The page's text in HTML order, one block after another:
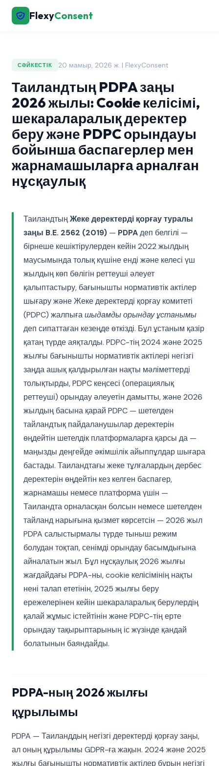
FlexyConsent
СӘЙКЕСТІК 20 мамыр, 2026 ж. | FlexyConsent
Таиландтың PDPA заңы
2026 жылы: Cookie келісімі,
шекараларалық деректер
беру және PDPC орындауы
бойынша баспагерлер мен
жарнамашыларға арналған
нұсқаулық
ТаиландтыңЖеке деректерді қорғау туралы
заңы B.E. 2562 (2019) — PDPAдеп белгілі —
бірнеше кешіктірулерден кейін 2022 жылдың
маусымында толық күшіне енді және келесі үш
жылдың көп бөлігін реттеуші әлеует
қалыптастыру, бағынышты нормативтік актілер
шығару және Жеке деректерді қорғау комитеті
(PDPC) жалпығашыдамды орындау ұстанымы
деп сипаттаған кезеңде өткізді. Бұл ұстаным қазір
қатаң түрде аяқталды. PDPC-тің 2024 және 2025
жылғы бағынышты нормативтік актілері негізгі
заңда ашық қалдырылған нақты мәліметтерді
толықтырды, PDPC кеңсесі (операциялық
реттеуші) орындау әлеуетін дамытты, және 2026
жылдың басына қарай PDPC — шетелден
тайландтық пайдаланушылар деректерін
өңдейтін шетелдік платформаларға қарсы да —
маңызды деңгейде әкімшілік айыппұлдар шығара
бастады. Таиландтағы жеке тұлғалардың дербес
деректерін өңдейтін кез келген баспагер,
жарнамашы немесе платформа үшін —
Таиландта орналасқан болсын немесе шетелден
тайланд нарығына қызмет көрсетсін — 2026 жыл
PDPA салыстырмалы түрде тыныш режим
болудан тоқтап, сенімді орындау басымдығына
айналатын жыл. Бұл нұсқаулық 2026 жылғы
жағдайдағы PDPA-ны, cookie келісімінің нақты
нені талап ететінін, 2025 жылғы беру
ережелерінен кейін шекараларалық берулердің
қалай жұмыс істейтінін және PDPC-тің ерте
орындау тақырыптарының іс жүзінде қандай
болатынын баяндайды.
PDPA-ның 2026 жылғы
құрылымы
PDPA — Таиланддың негізгі деректерді қорғау заңы,
ал оның құрылымы GDPR-ға жақын. 2024 және 2025
жылғы бағынышты нормативтік актілер бұрын негізгі